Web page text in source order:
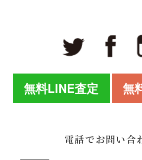
無料LINE査定 無
電話でお問い合